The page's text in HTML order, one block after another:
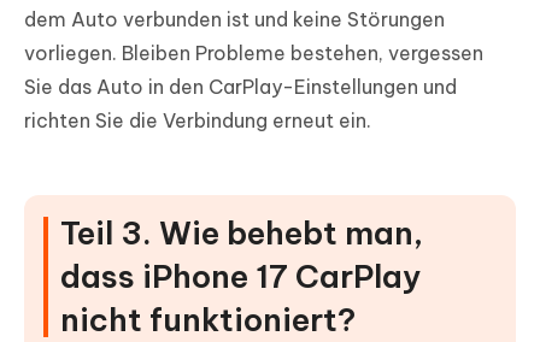
dem Auto verbunden ist und keine Störungen
vorliegen. Bleiben Probleme bestehen, vergessen
Sie das Auto in den CarPlay-Einstellungen und
richten Sie die Verbindung erneut ein.
Teil 3. Wie behebt man,
dass iPhone 17 CarPlay
nicht funktioniert?